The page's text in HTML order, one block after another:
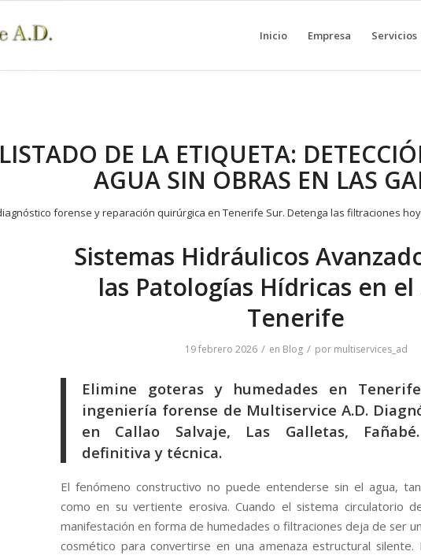
Inicio Empresa Servicios
LISTADO DE LA ETIQUETA:
AGUA SIN OBRAS EN LAS
Sistemas Hidráulicos
las Patologías Hídricas en el
Tenerife
19 febrero 2026 / en Blog / por multiservices_ad
Elimine goteras y humedades en
ingeniería forense de Multiservice A.D.
en Callao Salvaje, Las Galletas,
definitiva y técnica.
El fenómeno constructivo no puede entenderse sin el agua,
como en su vertiente erosiva. Cuando el sistema circulatorio
manifestación en forma de humedades o filtraciones deja de ser
cosmético para convertirse en una amenaza estructural silente.